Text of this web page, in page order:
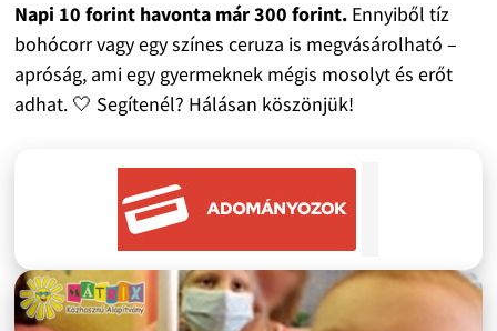
Napi 10 forint havonta már 300 forint.Ennyiből tíz
bohócorr vagy egy színes ceruza is megvásárolható –
apróság, ami egy gyermeknek mégis mosolyt és erőt
adhat. 🤍 Segítenél? Hálásan köszönjük!